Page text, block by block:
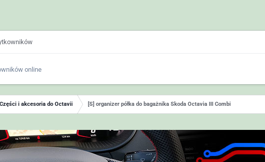
online
Części i akcesoria do Octavii [S] organizer półka do bagażnika Skoda Octavia III Combi